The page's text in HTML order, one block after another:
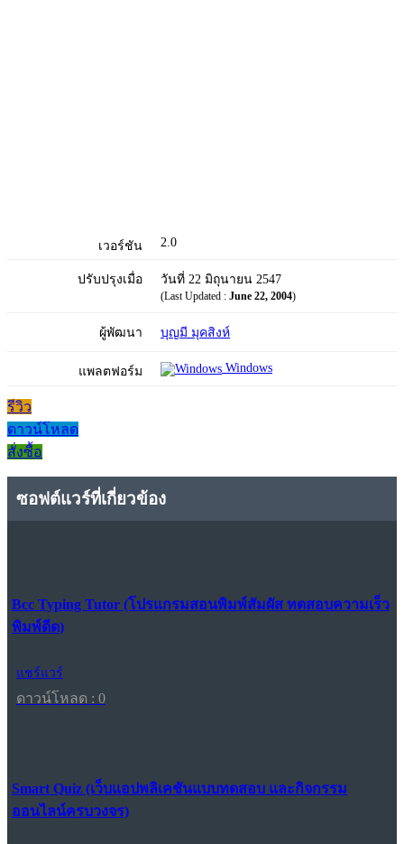
เวอร์ชัน 2.0
ปรับปรุงเมื่อ วันที่ 22 มิถุนายน 2547
(Last Updated : June 22, 2004)
ผู้พัฒนา บุญมี มุคสิงห์
แพลตฟอร์ม Windows
รีวิว
ดาวน์โหลด
สั่งซื้อ
ซอฟต์แวร์ที่เกี่ยวข้อง
Bcc Typing Tutor (โปรแกรมสอนพิมพ์สัมผัส ทดสอบความเร็ว
พิมพ์ดีด)
แชร์แวร์
ดาวน์โหลด : 0
Smart Quiz (เว็บแอปพลิเคชันแบบทดสอบ และกิจกรรม
ออนไลน์ครบวงจร)